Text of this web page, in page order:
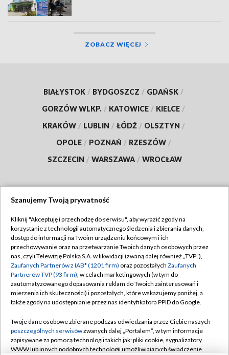
ZOBACZ WIĘCEJ
BIAŁYSTOK / BYDGOSZCZ / GDAŃSK /
GORZÓW WLKP. / KATOWICE / KIELCE /
KRAKÓW / LUBLIN / ŁÓDŹ / OLSZTYN /
OPOLE / POZNAŃ / RZESZÓW /
SZCZECIN / WARSZAWA / WROCŁAW
TVP
Abonament TVP
Emisja w TVP
Centrum informacji TVP
Naziemna Telewizja Cyfrowa
Rada Programowa
System NOS
Regulamin TVP
Polityka prywatności
Moje zgody
Pomoc
Kontakt
Szanujemy Twoją prywatność
Kliknij "Akceptuję i przechodzę do serwisu", aby wyrazić zgody na
korzystanie z technologii automatycznego śledzenia i zbierania danych,
dostęp do informacji na Twoim urządzeniu końcowym i ich
przechowywanie oraz na przetwarzanie Twoich danych osobowych przez
nas, czyli Telewizję Polską S.A. w likwidacji (zwaną dalej również „TVP”),
Zaufanych Partnerów z IAB* (1201 firm) oraz pozostałych Zaufanych
Partnerów TVP (93 firm), w celach marketingowych (w tym do
zautomatyzowanego dopasowania reklam do Twoich zainteresowań i
mierzenia ich skuteczności) i pozostałych, które wskazujemy poniżej, a
także zgody na udostępnianie przez nas identyfikatora PPID do Google.
Twoje dane osobowe zbierane podczas odwiedzania przez Ciebie naszych
poszczególnych serwisówzwanych dalej „Portalem”, w tym informacje
zapisywane za pomocą technologii takich jak: pliki cookie, sygnalizatory
WWW lub innych podobnych technologii umożliwiających świadczenie